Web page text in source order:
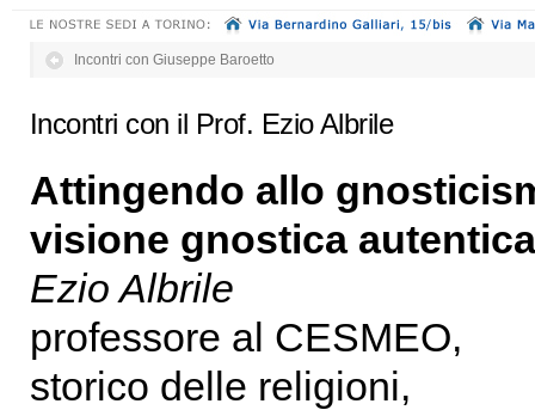
Incontri con Giuseppe Baroetto
Incontri con il Prof. Ezio Albrile
Attingendo allo
visione gnostica
Ezio Albrile
professore al CESMEO,
storico delle religioni,